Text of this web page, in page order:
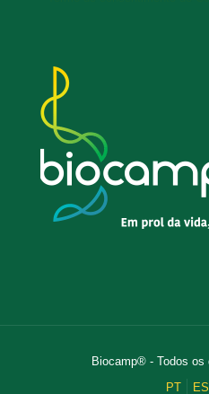
Biocamp® - Todos os
PT
ES